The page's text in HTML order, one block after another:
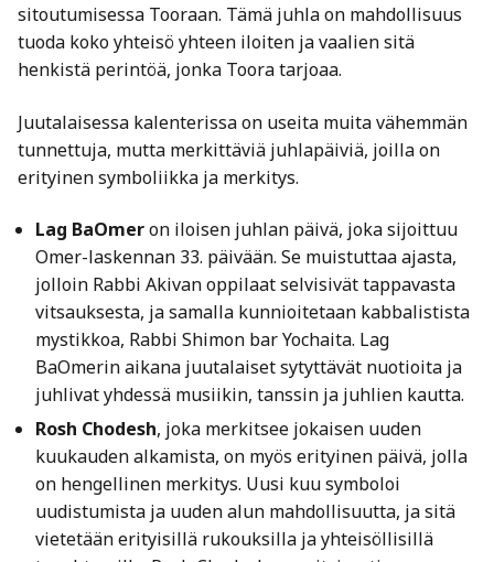
sitoutumisessa Tooraan. Tämä juhla on mahdollisuus
tuoda koko yhteisö yhteen iloiten ja vaalien sitä
henkistä perintöä, jonka Toora tarjoaa.
Juutalaisessa kalenterissa on useita muita vähemmän
tunnettuja, mutta merkittäviä juhlapäiviä, joilla on
erityinen symboliikka ja merkitys.
Lag BaOmeron iloisen juhlan päivä, joka sijoittuu
Omer-laskennan 33. päivään. Se muistuttaa ajasta,
jolloin Rabbi Akivan oppilaat selvisivät tappavasta
vitsauksesta, ja samalla kunnioitetaan kabbalistista
mystikkoa, Rabbi Shimon bar Yochaita. Lag
BaOmerin aikana juutalaiset sytyttävät nuotioita ja
juhlivat yhdessä musiikin, tanssin ja juhlien kautta.
Rosh Chodesh, joka merkitsee jokaisen uuden
kuukauden alkamista, on myös erityinen päivä, jolla
on hengellinen merkitys. Uusi kuu symboloi
uudistumista ja uuden alun mahdollisuutta, ja sitä
vietetään erityisillä rukouksilla ja yhteisöllisillä